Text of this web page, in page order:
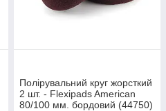
Полірувальний круг жорсткий
2 шт. - Flexipads American
80/100 мм. бордовий (44750)